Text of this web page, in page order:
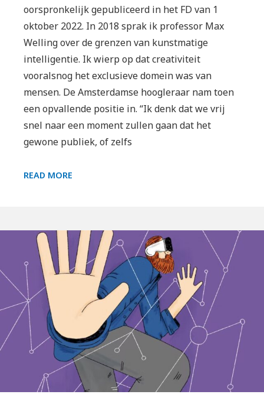
oorspronkelijk gepubliceerd in het FD van 1
oktober 2022. In 2018 sprak ik professor Max
Welling over de grenzen van kunstmatige
intelligentie. Ik wierp op dat creativiteit
vooralsnog het exclusieve domein was van
mensen. De Amsterdamse hoogleraar nam toen
een opvallende positie in. “Ik denk dat we vrij
snel naar een moment zullen gaan dat het
gewone publiek, of zelfs
READ MORE